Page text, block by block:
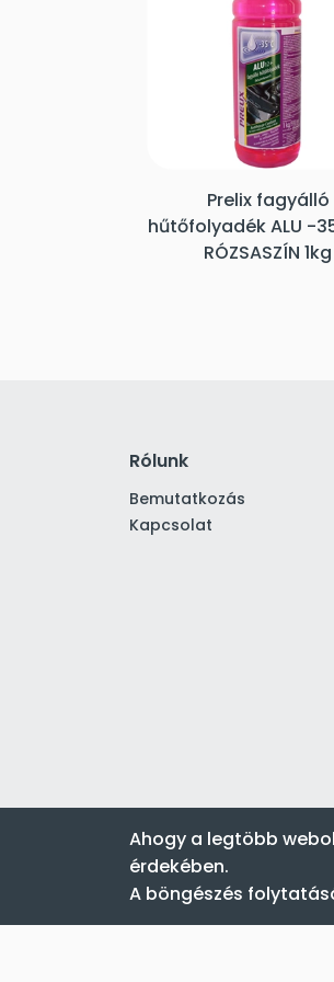
Prelix fagyálló
hűtőfolyadék ALU -
RÓZSASZÍN 1kg
Rólunk
Bemutatkozás
Kapcsolat
Ahogy a legtöbb
érdekében.
A böngészés